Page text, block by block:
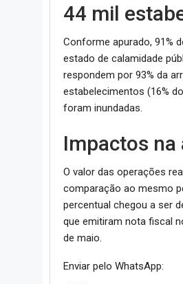
44 mil
Conforme apurado, 91%
estado de calamidade
respondem por 93% da
estabelecimentos (16%
foram inundadas.
Impactos
O valor das operações
comparação ao mesmo
percentual chegou a ser
que emitiram nota fiscal
de maio.
Enviar pelo WhatsApp: